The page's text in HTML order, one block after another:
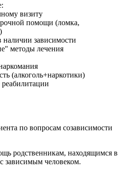
визиту
помощи (ломка,
зависимости
методы лечения
(алкоголь+наркотики)
по вопросам созависимости
родственникам, находящимся в
зависимым человеком.